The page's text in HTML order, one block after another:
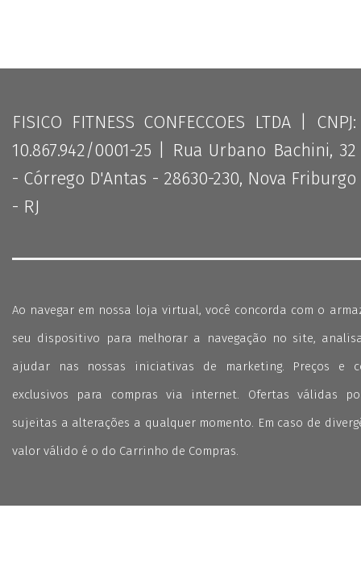
FISICO FITNESS CONFECCOES LTDA | CNPJ:
10.867.942/0001-25 | Rua Urbano Bachini, 32
- Córrego D'Antas - 28630-230, Nova Friburgo
- RJ
Ao navegar em nossa loja virtual, você concorda com o
seu dispositivo para melhorar a navegação no site,
ajudar nas nossas iniciativas de marketing. Preços e
exclusivos para compras via internet. Ofertas válidas
sujeitas a alterações a qualquer momento. Em caso de
valor válido é o do Carrinho de Compras.